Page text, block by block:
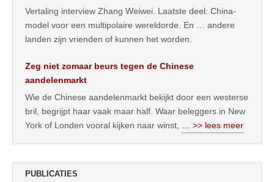
Vertaling interview Zhang Weiwei. Laatste deel: China-
model voor een multipolaire wereldorde. En … andere
landen zijn vrienden of kunnen het worden.
Zeg niet zomaar beurs tegen de Chinese
aandelenmarkt
Wie de Chinese aandelenmarkt bekijkt door een westerse
bril, begrijpt haar vaak maar half. Waar beleggers in New
York of Londen vooral kijken naar winst,
… >> lees meer
PUBLICATIES